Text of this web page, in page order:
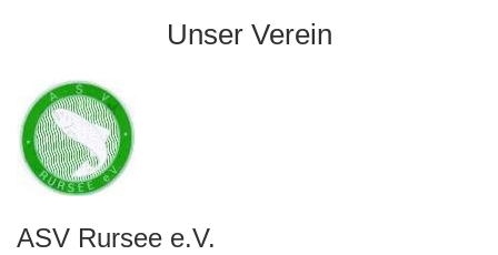
Unser Verein
ASV Rursee e.V.